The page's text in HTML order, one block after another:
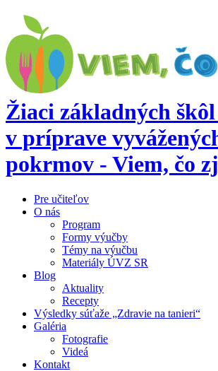
Žiaci základných
v príprave
pokrmov - Viem, čo
Pre učiteľov
O nás
Program
Formy výučby
Témy na výučbu
Materiály ÚVZ SR
Blog
Aktuality
Recepty
Výsledky súťaže „Zdravie na tanieri“
Galéria
Fotografie
Videá
Kontakt